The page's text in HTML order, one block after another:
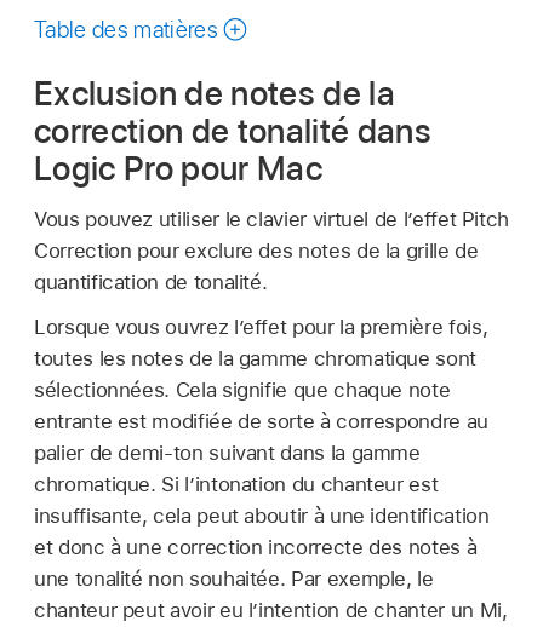
ce
Table des matières
Exclusion de notes de la
correction de tonalité dans
Logic Pro pour Mac
Vous pouvez utiliser le clavier virtuel de l’effet Pitch
Correction pour exclure des notes de la grille de
quantification de tonalité.
Lorsque vous ouvrez l’effet pour la première fois,
toutes les notes de la gamme chromatique sont
sélectionnées. Cela signifie que chaque note
entrante est modifiée de sorte à correspondre au
palier de demi-ton suivant dans la gamme
chromatique. Si l’intonation du chanteur est
insuffisante, cela peut aboutir à une identification
et donc à une correction incorrecte des notes à
une tonalité non souhaitée. Par exemple, le
chanteur peut avoir eu l’intention de chanter un Mi,